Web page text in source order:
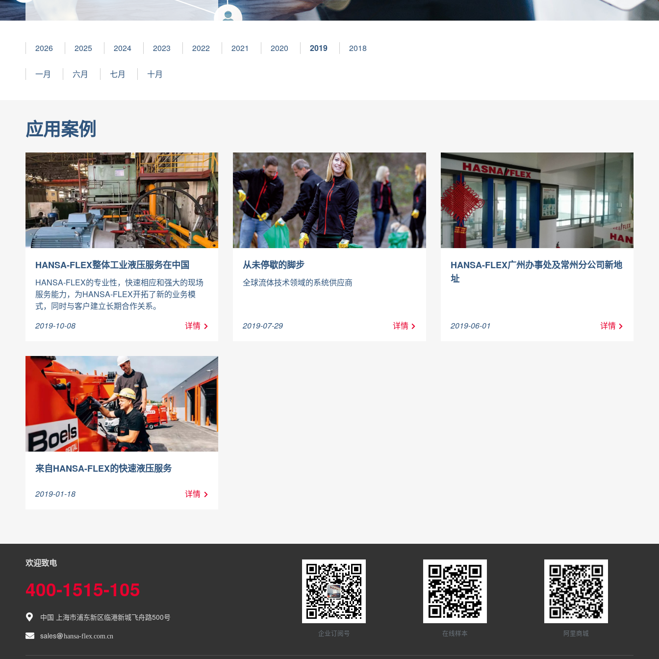
2026 2025 2024 2023 2022 2021 2020 2019 2018
一月 六月 七月 十月
应用案例
2019-10-08
HANSA-FLEX整体工业液压服务在中国
HANSA-FLEX的专业性，快速相应和强大的现场
服务能力，为HANSA-FLEX开拓了新的业务模
式，同时与客户建立长期合作关系。
详情
2019-07-29
从未停歇的脚步
全球流体技术领域的系统供应商
详情 2019-06-01
HANSA-FLEX广州办事处及常州分公司新地
址
详情
2019-01-18
来自HANSA-FLEX的快速液压服务
详情
欢迎致电
400-1515-105
中国 上海市浦东新区临港新城飞舟路500号
sales
hansa-flex com cn 企业订阅号 在线样本 阿里商城